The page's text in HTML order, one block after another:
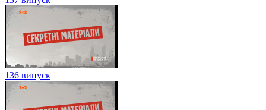
136 випуск